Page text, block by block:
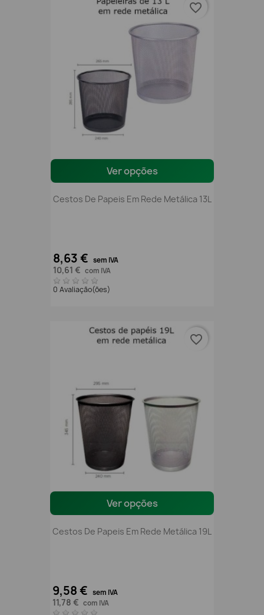
Ver opções
Cestos De Papeis Em Rede Metálica 13L
8,63 € sem IVA
10,61 € com IVA
0 Avaliação(ões)
favorite_border
Ver opções
Cestos De Papeis Em Rede Metálica 19L
9,58 € sem IVA
11,78 € com IVA
favorite_border